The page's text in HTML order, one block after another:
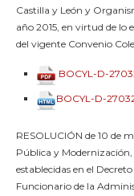
Castilla y León y
año 2015, en virtud de lo
del vigente Convenio
BOCYL-D-
BOCYL-D-
RESOLUCIÓN de 10 de
Pública y Modernización,
establecidas en el
Funcionario de la